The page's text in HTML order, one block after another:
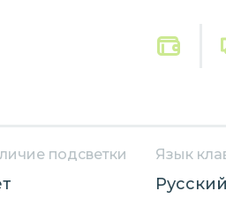
подсветки Язык
Русский